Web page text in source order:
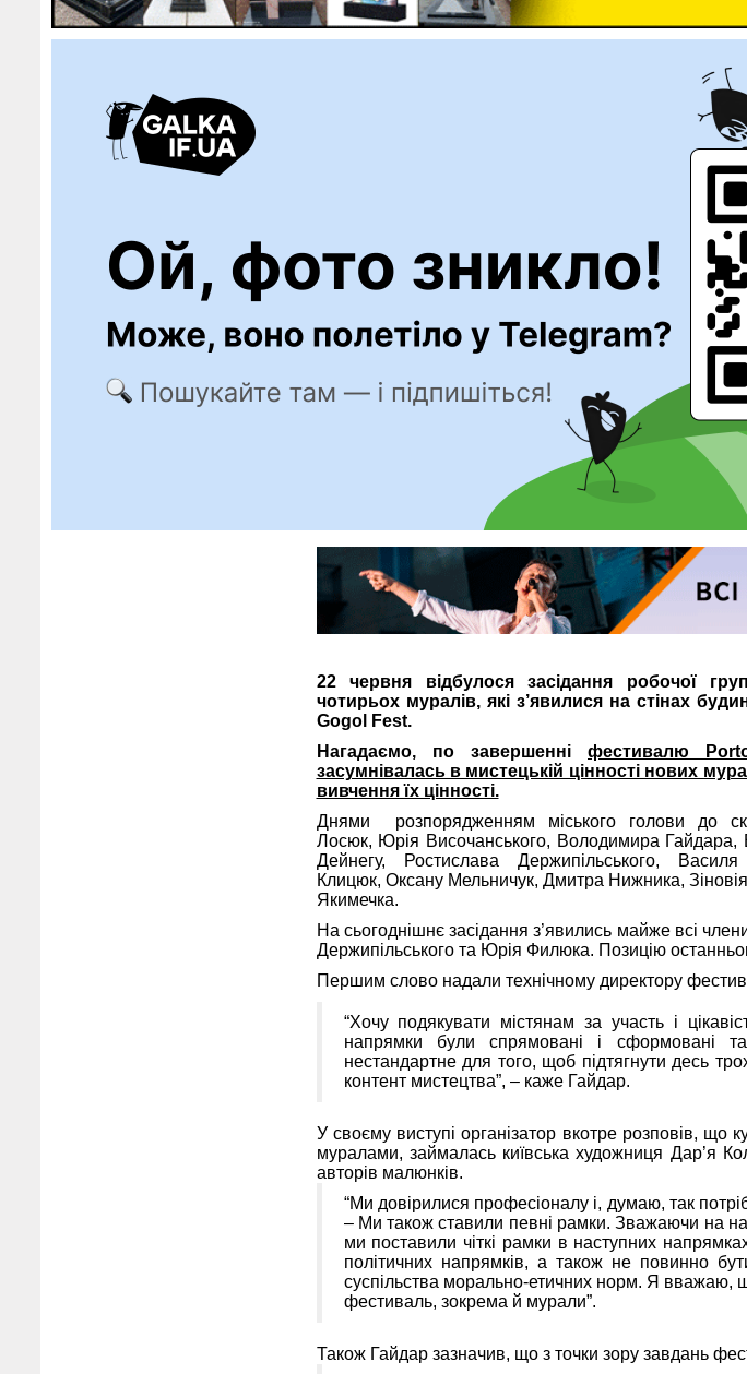
22 червня відбулося засідання робочої
чотирьох муралів, які з’явилися на стінах
Gogol Fest.
Нагадаємо, по завершенні фестивалю
засумнівалась в мистецькій цінності нових
вивчення їх цінності.
Днями розпорядженням міського голови до
Лосюк, Юрія Височанського, Володимира Гайдара,
Дейнегу, Ростислава Держипільського,
Клицюк, Оксану Мельничук, Дмитра Нижника,
Якимечка.
На сьогоднішнє засідання з’явились майже всі
Держипільського та Юрія Филюка. Позицію
Першим слово надали технічному директору
“Хочу подякувати містянам за участь і
напрямки були спрямовані і сформовані
нестандартне для того, щоб підтягнути десь
контент мистецтва”, – каже Гайдар.
У своєму виступі організатор вкотре розповів, що
муралами, займалась київська художниця Дар’я
авторів малюнків.
“Ми довірилися професіоналу і, думаю, так
– Ми також ставили певні рамки. Зважаючи на
ми поставили чіткі рамки в наступних
політичних напрямків, а також не повинно
суспільства морально-етичних норм. Я вважаю,
фестиваль, зокрема й мурали”.
Також Гайдар зазначив, що з точки зору завдань